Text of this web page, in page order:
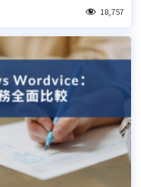
18,757